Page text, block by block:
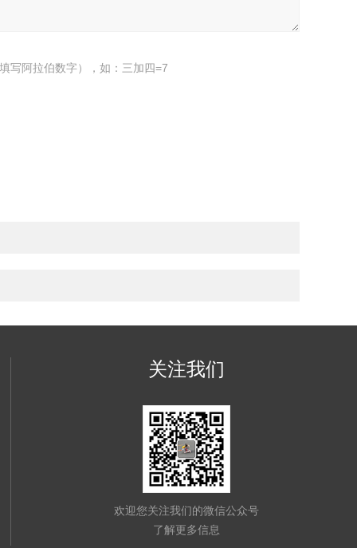
写阿拉伯数字），如：三加四=7
关注我们
欢迎您关注我们的微信公众号
了解更多信息